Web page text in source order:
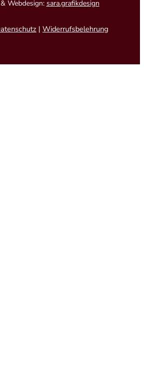
Webdesign: sara.grafikdesign
| Widerrufsbelehrung